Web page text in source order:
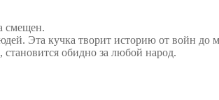
смещен.
Эта кучка творит историю от войн до
становится обидно за любой народ.